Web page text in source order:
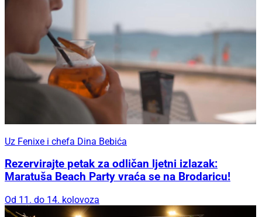
Uz Fenixe i chefa Dina Bebića
Rezervirajte petak za odličan ljetni izlazak:
Maratuša Beach Party vraća se na Brodaricu!
Od 11. do 14. kolovoza